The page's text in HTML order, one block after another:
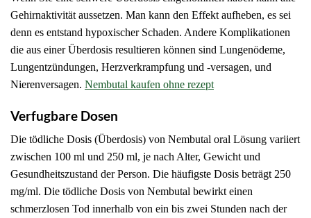
Gehirnaktivität aussetzen. Man kann den Effekt aufheben, es sei
denn es entstand hypoxischer Schaden. Andere Komplikationen
die aus einer Überdosis resultieren können sind Lungenödeme,
Lungentzündungen, Herzverkrampfung und -versagen, und
Nierenversagen. Nembutal kaufen ohne rezept
Verfugbare Dosen
Die tödliche Dosis (Überdosis) von Nembutal oral Lösung variiert
zwischen 100 ml und 250 ml, je nach Alter, Gewicht und
Gesundheitszustand der Person. Die häufigste Dosis beträgt 250
mg/ml. Die tödliche Dosis von Nembutal bewirkt einen
schmerzlosen Tod innerhalb von ein bis zwei Stunden nach der